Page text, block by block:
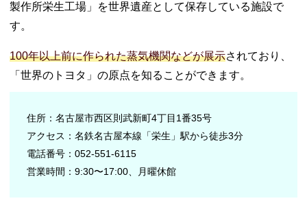
製作所栄生工場」を世界遺産として保存している施設で
す。
100年以上前に作られた蒸気機関などが展示されており、
「世界のトヨタ」の原点を知ることができます。
住所：名古屋市西区則武新町4丁目1番35号
アクセス：名鉄名古屋本線「栄生」駅から徒歩3分
電話番号：052-551-6115
営業時間：9:30〜17:00、月曜休館